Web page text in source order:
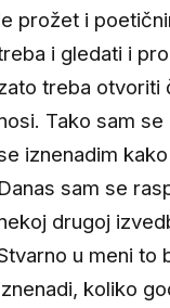
prožet i
i gledati i
treba otvoriti
Tako sam
iznenadim
Danas sam se
drugoj
u meni to
koliko